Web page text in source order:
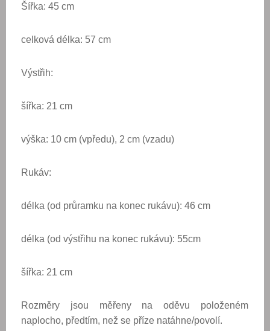
Šířka: 45 cm
celková délka: 57 cm
Výstřih:
šířka: 21 cm
výška: 10 cm (vpředu), 2 cm (vzadu)
Rukáv:
délka (od průramku na konec rukávu): 46 cm
délka (od výstřihu na konec rukávu): 55cm
šířka: 21 cm
Rozměry jsou měřeny na oděvu položeném
naplocho, předtím, než se příze natáhne/povolí.